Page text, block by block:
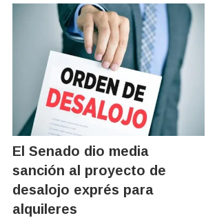
El Senado dio media
sanción al proyecto de
desalojo exprés para
alquileres